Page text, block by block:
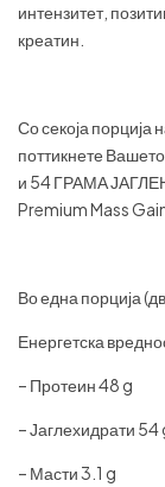
интензитет,
креатин.
Со секоја
поттикнете
и 54 ГРАМА
Premium Mass
Во една порција
Енергетска
– Протеин 48 g
– Јаглехидрати 54
– Масти 3.1 g